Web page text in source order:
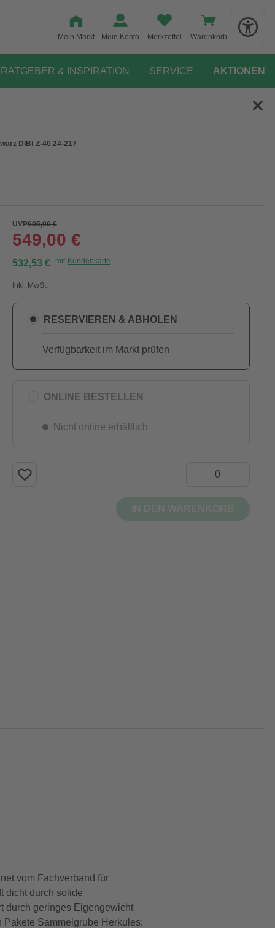
Mein Markt Mein Konto Merkzettel Warenkorb
RATGEBER & INSPIRATION SERVICE AKTIONEN
DIBt Z-40.24-217
UVP605,00 €
549,00 €
532,53 € mit Kundenkarte
Inkl. MwSt.
RESERVIEREN & ABHOLEN
Verfügbarkeit im Markt prüfen
ONLINE BESTELLEN
Nicht online erhältlich
vom Fachverband für
dicht durch solide
durch geringes Eigengewicht
Sammelgrube Herkules: